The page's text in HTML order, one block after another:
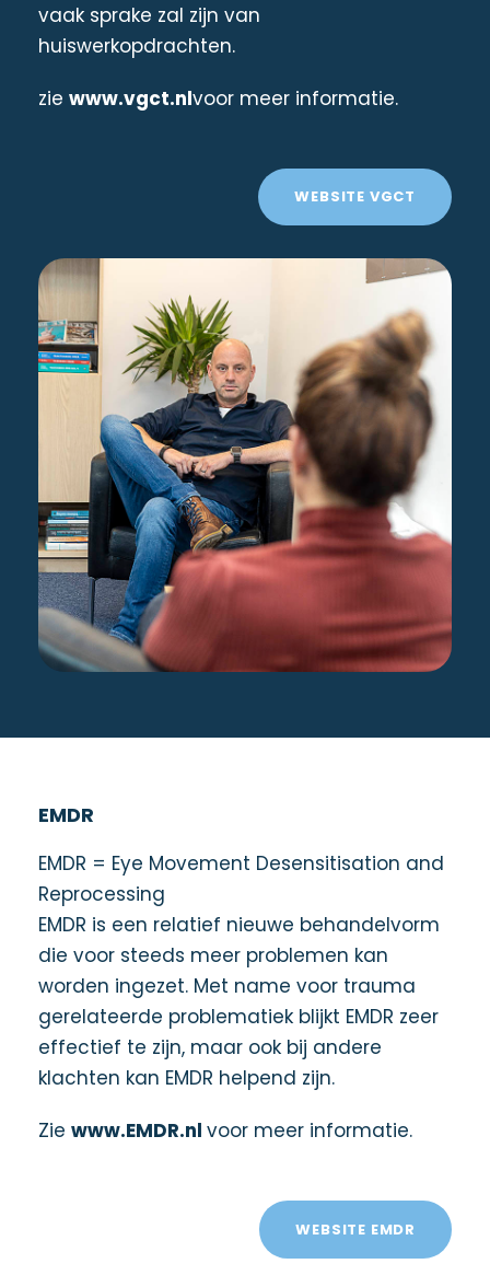
vaak sprake zal zijn van
huiswerkopdrachten.
zie www.vgct.nlvoor meer informatie.
WEBSITE VGCT
EMDR
EMDR = Eye Movement Desensitisation and
Reprocessing
EMDR is een relatief nieuwe behandelvorm
die voor steeds meer problemen kan
worden ingezet. Met name voor trauma
gerelateerde problematiek blijkt EMDR zeer
effectief te zijn, maar ook bij andere
klachten kan EMDR helpend zijn.
Zie www.EMDR.nl voor meer informatie.
WEBSITE EMDR